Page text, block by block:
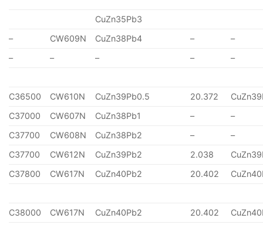
CuZn35Pb3
–
CW609N CuZn38Pb4 –
–
–
– – – –
C36500 CW610N CuZn39Pb0.5 20.372
C37000
CW607N CuZn38Pb1 –
–
C37700
CW608N CuZn38Pb2 –
–
C37700
CW612N CuZn39Pb2 2.038
C37800
CW617N CuZn40Pb2 20.402
C38000 CW617N CuZn40Pb2 20.402